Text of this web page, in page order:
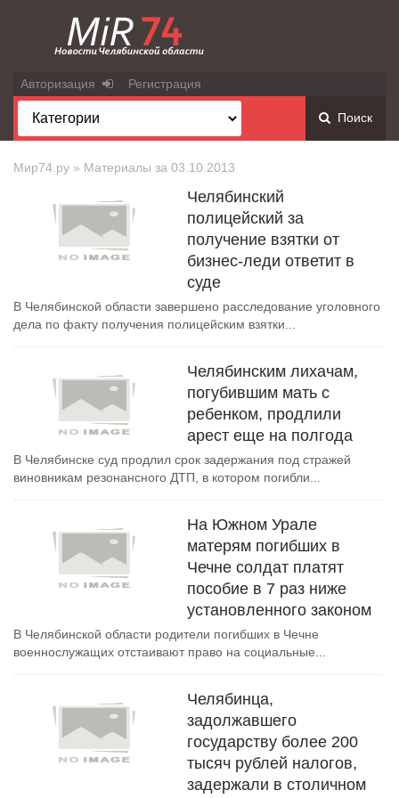
Авторизация Регистрация
Поиск
Мир74.ру » Материалы за 03.10.2013
Челябинский
полицейский за
получение взятки от
бизнес-леди ответит в
суде
В Челябинской области завершено расследование уголовного
дела по факту получения полицейским взятки...
Челябинским лихачам,
погубившим мать с
ребенком, продлили
арест еще на полгода
В Челябинске суд продлил срок задержания под стражей
виновникам резонансного ДТП, в котором погибли...
На Южном Урале
матерям погибших в
Чечне солдат платят
пособие в 7 раз ниже
установленного законом
В Челябинской области родители погибших в Чечне
военнослужащих отстаивают право на социальные...
Челябинца,
задолжавшего
государству более 200
тысяч рублей налогов,
задержали в столичном